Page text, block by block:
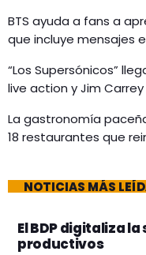
BTS ayuda a fans a
que incluye mensajes
“Los Supersónicos”
live action y Jim
La gastronomía
18 restaurantes que
NOTICIAS MÁS
El BDP digitaliza
productivos